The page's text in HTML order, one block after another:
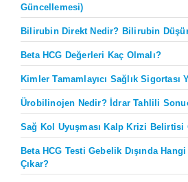
Güncellemesi)
Bilirubin Direkt Nedir? Bilirubin
Beta HCG Değerleri Kaç Olmalı?
Kimler Tamamlayıcı Sağlık Sigortası
Ürobilinojen Nedir? İdrar Tahlili
Sağ Kol Uyuşması Kalp Krizi
Beta HCG Testi Gebelik Dışında
Çıkar?